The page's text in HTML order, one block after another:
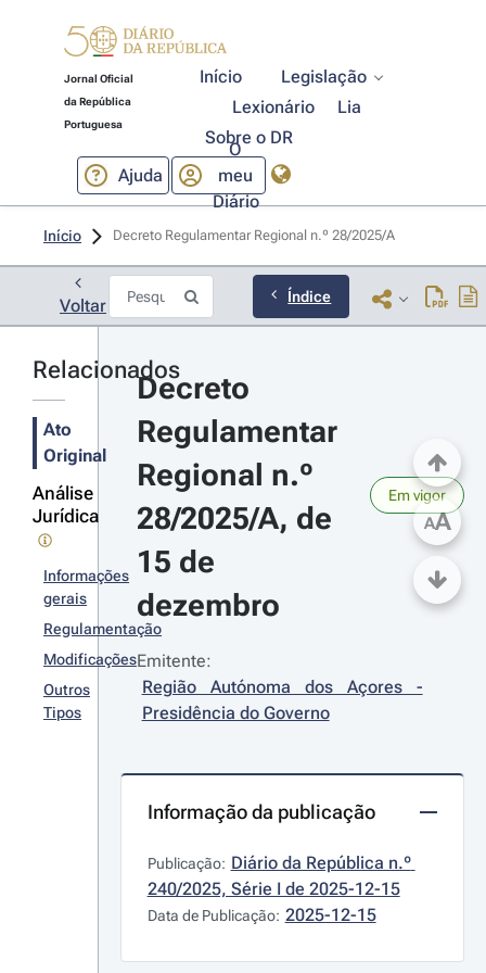
Jornal Oficial
da República
Portuguesa
Início
Legislação
Lexionário
Lia
Sobre o DR
Ajuda
O
meu
Diário
Início Decreto Regulamentar Regional n.º 28/2025/A
Voltar Índice
Relacionados
Ato
Original
Análise
Jurídica
Informações
gerais
Regulamentação
Modificações
Outros
Tipos
Decreto
Regulamentar
Regional n.º
28/2025/A, de
15 de
dezembro
Em vigor
Emitente:
Região Autónoma dos Açores -
Presidência do Governo
Informação da publicação
Publicação: Diário da República n.º
240/2025, Série I de 2025-12-15
Data de Publicação: 2025-12-15
AA